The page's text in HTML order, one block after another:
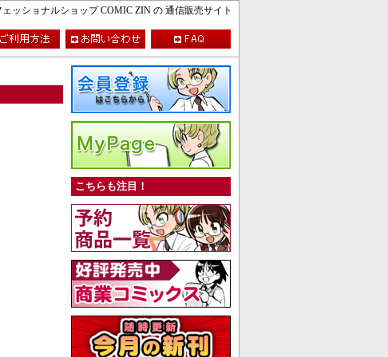
ッショナルショップ COMIC ZIN の 通信販売サイト
こちらも注目！